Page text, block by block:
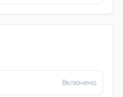
Включено